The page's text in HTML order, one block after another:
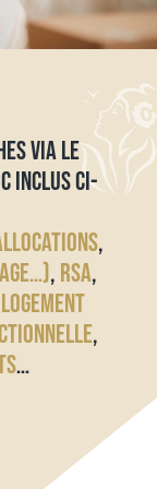
VIA LE
INCLUS CI-
,
, RSA,
LOGEMENT
,
…